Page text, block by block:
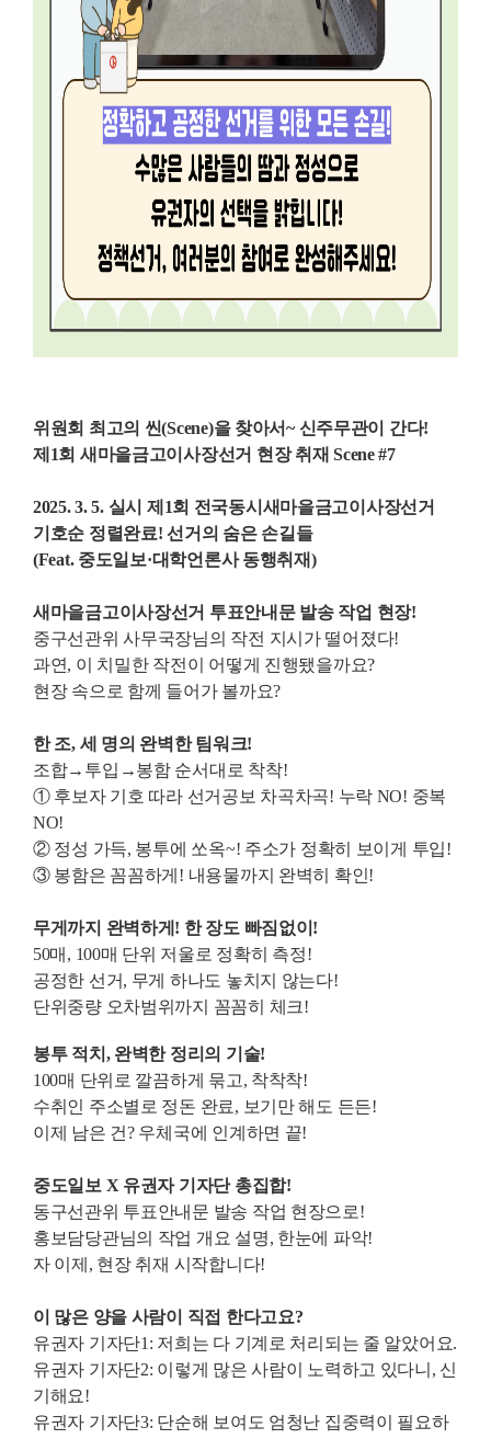
위원회 최고의 씬(Scene)을 찾아서~ 신주무관이 간다!
제1회 새마을금고이사장선거 현장 취재 Scene #7
2025. 3. 5. 실시 제1회 전국동시새마을금고이사장선거
기호순 정렬완료! 선거의 숨은 손길들
(Feat. 중도일보·대학언론사 동행취재)
새마을금고이사장선거 투표안내문 발송 작업 현장!
중구선관위 사무국장님의 작전 지시가 떨어졌다!
과연, 이 치밀한 작전이 어떻게 진행됐을까요?
현장 속으로 함께 들어가 볼까요?
한 조, 세 명의 완벽한 팀워크!
조합→투입 →봉함 순서대로 착착!
① 후보자 기호 따라 선거공보 차곡차곡! 누락 NO! 중복
NO!
② 정성 가득, 봉투에 쏘옥~! 주소가 정확히 보이게 투입!
③ 봉함은 꼼꼼하게! 내용물까지 완벽히 확인!
무게까지 완벽하게! 한 장도 빠짐없이!
50매, 100매 단위 저울로 정확히 측정!
공정한 선거, 무게 하나도 놓치지 않는다!
단위중량 오차범위까지 꼼꼼히 체크!
봉투 적치, 완벽한 정리의 기술!
100매 단위로 깔끔하게 묶고, 착착착!
수취인 주소별로 정돈 완료, 보기만 해도 든든!
이제 남은 건? 우체국에 인계하면 끝!
중도일보 X 유권자 기자단 총집합!
동구선관위 투표안내문 발송 작업 현장으로!
홍보담당관님의 작업 개요 설명, 한눈에 파악!
자 이제, 현장 취재 시작합니다!
이 많은 양을 사람이 직접 한다고요?
유권자 기자단1: 저희는 다 기계로 처리되는 줄 알았어요.
유권자 기자단2: 이렇게 많은 사람이 노력하고 있다니, 신
기해요!
유권자 기자단3: 단순해 보여도 엄청난 집중력이 필요하